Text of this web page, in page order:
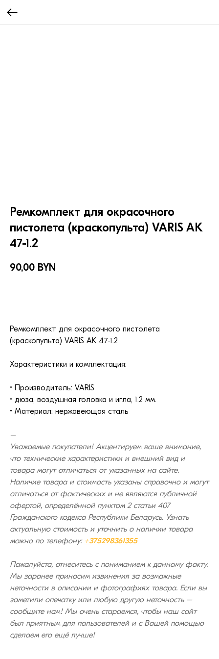
Ремкомплект для окрасочного
пистолета (краскопульта) VARIS AK
47-1.2
90,00 BYN
Ремкомплект для окрасочного пистолета
(краскопульта) VARIS AK 47-1.2
Характеристики и комплектация:
• Производитель: VARIS
• дюза, воздушная головка и игла, 1.2 мм.
• Материал: нержавеющая сталь
–
Уважаемые покупатели! Акцентируем ваше внимание,
что технические характеристики и внешний вид и
товара могут отличаться от указанных на сайте.
Наличие товара и стоимость указаны справочно и могут
отличаться от фактических и не являются публичной
офертой, определённой пунктом 2 статьи 407
Гражданского кодекса Республики Беларусь. Узнать
актуальную стоимость и уточнить о наличии товара
можно по телефону: +375298361355
Пожалуйста, отнеситесь с пониманием к данному факту.
Мы заранее приносим извинения за возможные
неточности в описании и фотографиях товара. Если вы
заметили опечатку или любую другую неточность –
сообщите нам! Мы очень стараемся, чтобы наш сайт
был приятным для пользователей и с Вашей помощью
сделаем его ещё лучше!